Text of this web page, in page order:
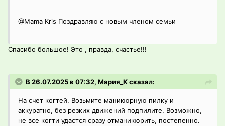
@Mama Kris Поздравляю с новым членом семьи
Спасибо большое! Это , правда, счастье!!!
В 26.07.2025 в 07:32, Мария_К сказал:
На счет когтей. Возьмите маникюрную пилку и
аккуратно, без резких движений подпилите. Возможно,
не все когти удастся сразу отманикюрить, постепенно.